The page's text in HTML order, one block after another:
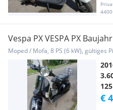
Vespa PX VESPA PX
Moped / Mofa, 8 PS (6 kW), gültiges
125
€